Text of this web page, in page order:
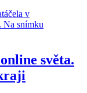
světa.